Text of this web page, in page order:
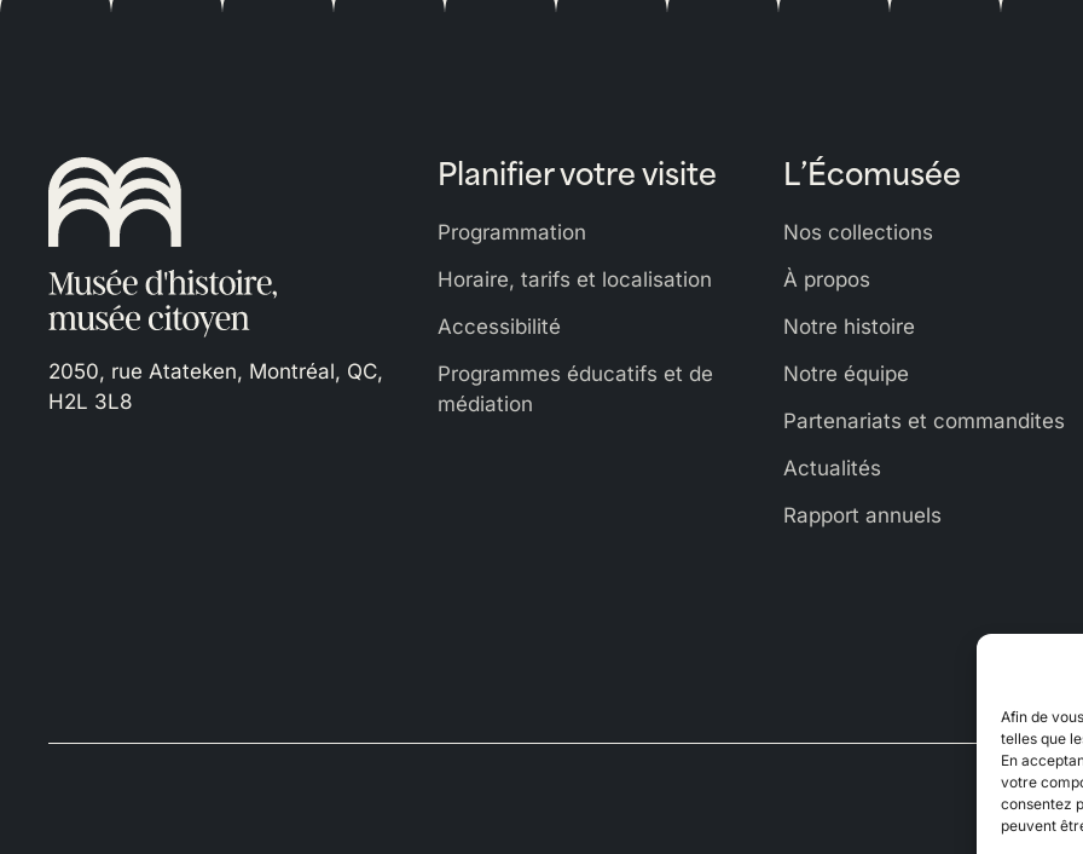
Afin de
telles que
En
votre
consentez
peuvent
2050, rue Atateken, Montréal, QC,
H2L 3L8
Planifier votre visite
Programmation
Horaire, tarifs et localisation
Accessibilité
Programmes éducatifs et de
médiation
L’Écomusée
Nos collections
À propos
Notre histoire
Notre équipe
Partenariats et commandites
Actualités
Rapport annuels